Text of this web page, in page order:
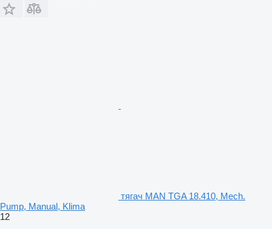
тягач MAN TGA 18.410, Mech.
Pump, Manual, Klima
12